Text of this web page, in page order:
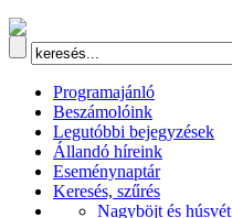
Programajánló
Beszámolóink
Legutóbbi bejegyzések
Állandó híreink
Eseménynaptár
Keresés, szűrés
Nagyböjt és húsvét